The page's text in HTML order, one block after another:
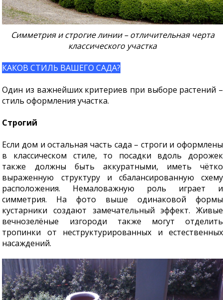
Симметрия и строгие линии – отличительная черта
классического участка
КАКОВ СТИЛЬ ВАШЕГО САДА?
Один из важнейших критериев при выборе растений –
стиль оформления участка.
Строгий
Если дом и остальная часть сада – строги и оформлены
в классическом стиле, то посадки вдоль дорожек
также должны быть аккуратными, иметь чётко
выраженную структуру и сбалансированную схему
расположения. Немаловажную роль играет и
симметрия. На фото выше одинаковой формы
кустарники создают замечательный эффект. Живые
вечнозелёные изгороди также могут отделить
тропинки от неструктурированных и естественных
насаждений.